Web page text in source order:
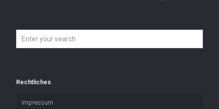
Rechtliches
Impressum